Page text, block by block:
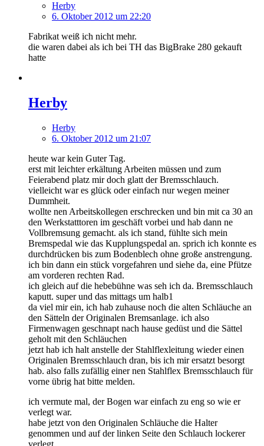
Herby
6. Oktober 2012 um 22:20
Fabrikat weiß ich nicht mehr.
die waren dabei als ich bei TH das BigBrake 280 gekauft
hatte
Herby
Herby
6. Oktober 2012 um 21:07
heute war kein Guter Tag.
erst mit leichter erkältung Arbeiten müssen und zum
Feierabend platz mir doch glatt der Bremsschlauch.
vielleicht war es glück oder einfach nur wegen meiner
Dummheit.
wollte nen Arbeitskollegen erschrecken und bin mit ca 30 an
den Werkstatttoren im geschäft vorbei und hab dann ne
Vollbremsung gemacht. als ich stand, fühlte sich mein
Bremspedal wie das Kupplungspedal an. sprich ich konnte es
durchdrücken bis zum Bodenblech ohne große anstrengung.
ich bin dann ein stück vorgefahren und siehe da, eine Pfütze
am vorderen rechten Rad.
ich gleich auf die hebebühne was seh ich da. Bremsschlauch
kaputt. super und das mittags um halb1
da viel mir ein, ich hab zuhause noch die alten Schläuche an
den Sätteln der Originalen Bremsanlage. ich also
Firmenwagen geschnapt nach hause gedüst und die Sättel
geholt mit den Schläuchen
jetzt hab ich halt anstelle der Stahlflexleitung wieder einen
Originalen Bremsschlauch dran, bis ich mir ersatzt besorgt
hab. also falls zufällig einer nen Stahlflex Bremsschlauch für
vorne übrig hat bitte melden.
ich vermute mal, der Bogen war einfach zu eng so wie er
verlegt war.
habe jetzt von den Originalen Schläuche die Halter
genommen und auf der linken Seite den Schlauch lockerer
verlegt.